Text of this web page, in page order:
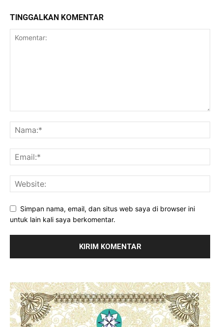
TINGGALKAN KOMENTAR
Simpan nama, email, dan situs web saya di browser ini
untuk lain kali saya berkomentar.